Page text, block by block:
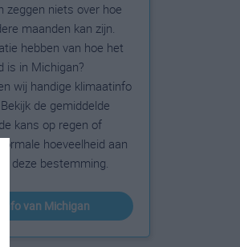
zeggen niets over hoe
maanden kan zijn.
hebben van hoe het
is in Michigan?
wij handige klimaatinfo
de gemiddelde
kans op regen of
hoeveelheid aan
deze bestemming.
van Michigan